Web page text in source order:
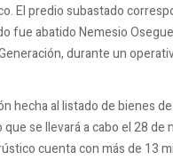
El predio subastado
fue abatido Nemesio
durante un
hecha al listado de bienes
se llevará a cabo el 28 de
cuenta con más de 13